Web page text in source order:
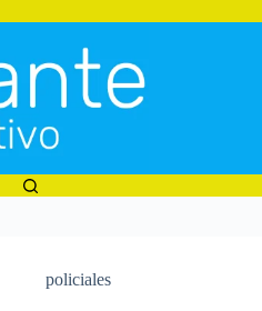
policiales